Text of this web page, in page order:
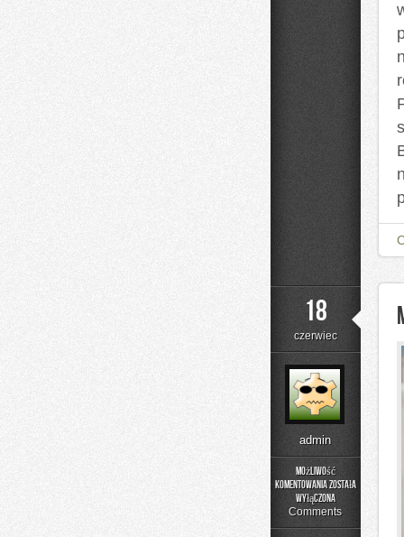
18
czerwiec
admin
Możliwość
komentowania
Uroda
została
wyłączona
Comments